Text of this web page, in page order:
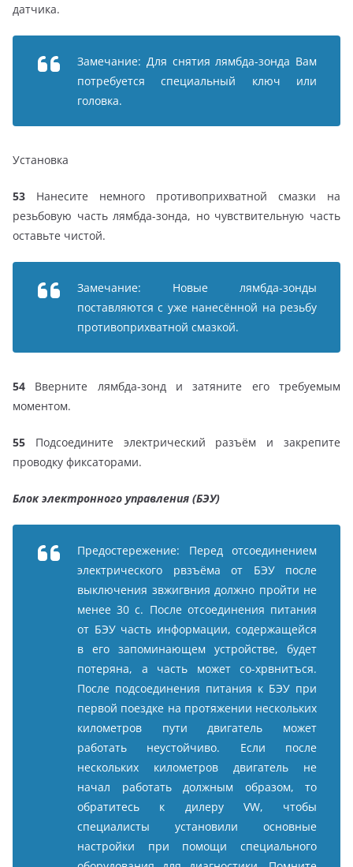
датчика.
Замечание: Для снятия лямбда-зонда Вам
потребуется специальный ключ или
головка.
Установка
53 Нанесите немного противоприхватной смазки на
резьбовую часть лямбда-зонда, но чувствительную часть
оставьте чистой.
Замечание: Новые лямбда-зонды
поставляются с уже нанесённой на резьбу
противоприхватной смазкой.
54 Вверните лямбда-зонд и затяните его требуемым
моментом.
55 Подсоедините электрический разъём и закрепите
проводку фиксаторами.
Блок электронного управления (БЭУ)
Предостережение: Перед отсоединением
электрического рвзъёма от БЭУ после
выключения звжигвния должно пройти не
менее 30 с. После отсоединения питания
от БЭУ часть информации, содержащейся
в его запоминающем устройстве, будет
потеряна, а часть может со-хрвнитъся.
После подсоединения питания к БЭУ при
первой поездке на протяжении нескольких
километров пути двигатель может
работать неустойчиво. Если после
нескольких километров двигатель не
начал работать должным образом, то
обратитесь к дилеру VW, чтобы
специалисты установили основные
настройки при помощи специального